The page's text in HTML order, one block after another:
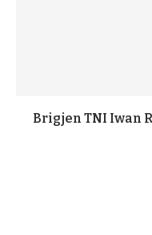
Brigjen TNI Iwan